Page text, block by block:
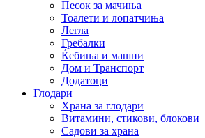
Песок за мачиња
Тоалети и лопатчиња
Легла
Гребалки
Ќебиња и машни
Дом и Транспорт
Додатоци
Глодари
Храна за глодари
Витамини, стикови, блокови
Садови за храна